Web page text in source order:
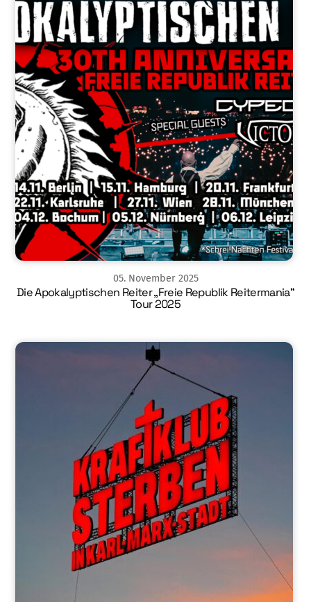
05. November 2025
Die Apokalyptischen Reiter „Freie Republik Reitermania“
Tour 2025